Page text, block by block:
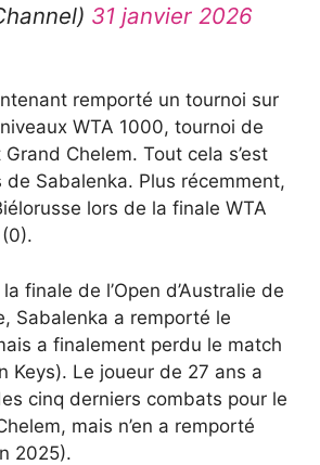
31 janvier 2026
remporté un tournoi sur
WTA 1000, tournoi de
Chelem. Tout cela s’est
Sabalenka. Plus récemment,
lors de la finale WTA
finale de l’Open d’Australie de
Sabalenka a remporté le
a finalement perdu le match
Keys). Le joueur de 27 ans a
cinq derniers combats pour le
mais n’en a remporté
2025).